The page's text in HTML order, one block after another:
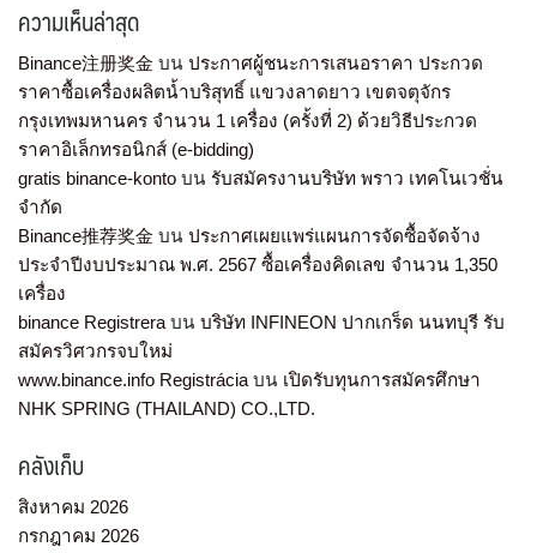
ความเห็นล่าสุด
Binance注册奖金 บน ประกาศผู้ชนะการเสนอราคา ประกวด
ราคาซื้อเครื่องผลิตน้ำบริสุทธิ์ แขวงลาดยาว เขตจตุจักร
กรุงเทพมหานคร จำนวน 1 เครื่อง (ครั้งที่ 2) ด้วยวิธีประกวด
ราคาอิเล็กทรอนิกส์ (e-bidding)
gratis binance-konto บน รับสมัครงานบริษัท พราว เทคโนเวชั่น
จำกัด
Binance推荐奖金 บน ประกาศเผยแพร่แผนการจัดซื้อจัดจ้าง
ประจำปีงบประมาณ พ.ศ. 2567 ซื้อเครื่องคิดเลข จำนวน 1,350
เครื่อง
binance Registrera บน บริษัท INFINEON ปากเกร็ด นนทบุรี รับ
สมัครวิศวกรจบใหม่
www.binance.info Registrácia บน เปิดรับทุนการสมัครศึกษา
NHK SPRING (THAILAND) CO.,LTD.
คลังเก็บ
สิงหาคม 2026
กรกฎาคม 2026